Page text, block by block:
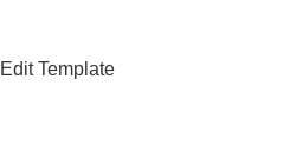
Edit Template